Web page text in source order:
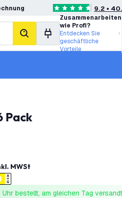
4.6 9.2 •
Suche
Zusammenarbeiten
wie Profi?
Entdecken Sie
geschäftliche
Vorteile
Pack
MWSt
bestellt, am gleichen Tag versandt